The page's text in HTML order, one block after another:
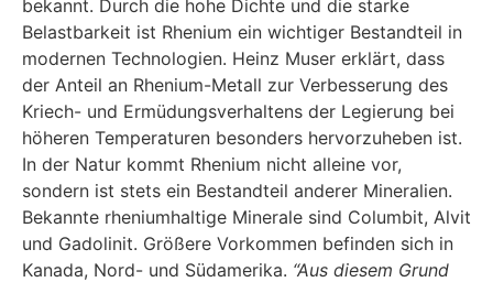
bekannt. Durch die hohe Dichte und die starke
Belastbarkeit ist Rhenium ein wichtiger Bestandteil in
modernen Technologien. Heinz Muser erklärt, dass
der Anteil an Rhenium-Metall zur Verbesserung des
Kriech- und Ermüdungsverhaltens der Legierung bei
höheren Temperaturen besonders hervorzuheben ist.
In der Natur kommt Rhenium nicht alleine vor,
sondern ist stets ein Bestandteil anderer Mineralien.
Bekannte rheniumhaltige Minerale sind Columbit, Alvit
und Gadolinit. Größere Vorkommen befinden sich in
Kanada, Nord- und Südamerika. “Aus diesem Grund